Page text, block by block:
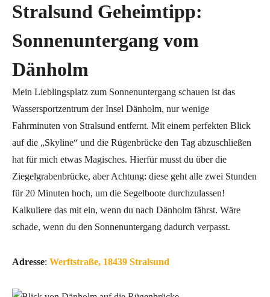
Stralsund Geheimtipp:
Sonnenuntergang vom
Dänholm
Mein Lieblingsplatz zum Sonnenuntergang schauen ist das
Wassersportzentrum der Insel Dänholm, nur wenige
Fahrminuten von Stralsund entfernt. Mit einem perfekten Blick
auf die „Skyline“ und die Rügenbrücke den Tag abzuschließen
hat für mich etwas Magisches. Hierfür musst du über die
Ziegelgrabenbrücke, aber Achtung: diese geht alle zwei Stunden
für 20 Minuten hoch, um die Segelboote durchzulassen!
Kalkuliere das mit ein, wenn du nach Dänholm fährst. Wäre
schade, wenn du den Sonnenuntergang dadurch verpasst.
Adresse: Werftstraße, 18439 Stralsund